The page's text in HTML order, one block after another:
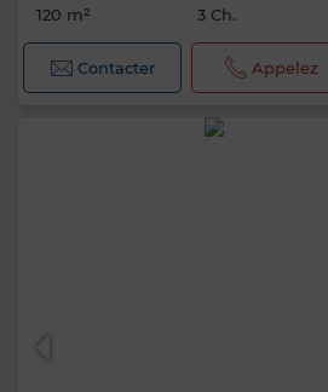
120 m² 3 Ch.
Contacter Appelez